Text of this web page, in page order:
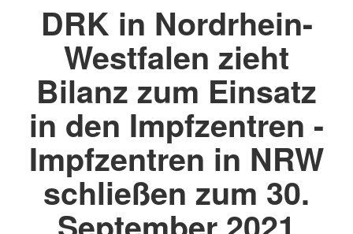
DRK in Nordrhein-
Westfalen zieht
Bilanz zum Einsatz
in den Impfzentren -
Impfzentren in NRW
schließen zum 30.